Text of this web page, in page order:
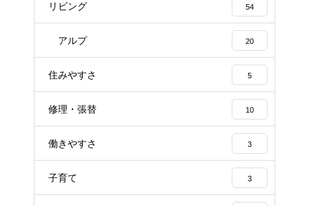
リビング 54
アルプ 20
住みやすさ 5
修理・張替 10
働きやすさ 3
子育て 3